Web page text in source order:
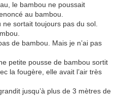
le bambou ne poussait
au bambou.
sortait toujours pas du sol.
de bambou. Mais je n’ai pas
petite pousse de bambou sortit
la fougère, elle avait l’air très
jusqu’à plus de 3 mètres de